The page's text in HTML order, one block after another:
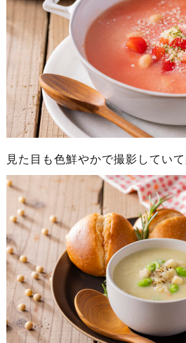
見た目も色鮮やかで撮影してい